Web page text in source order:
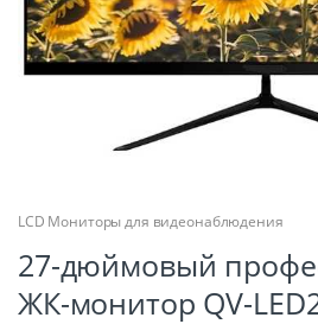
LCD Мониторы для видеонаблюдения
27-дюймовый
ЖК-монитор QV-